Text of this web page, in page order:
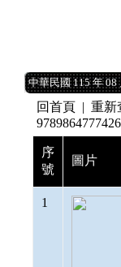
中華民國 115 年 08
中華民國 115 年
回首頁 | 重新
9789864777426
序
號
圖片
1